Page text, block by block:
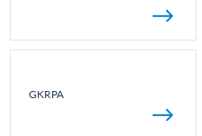
GKRPA